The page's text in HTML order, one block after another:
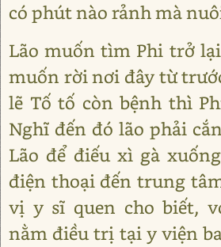
có phút nào rảnh mà
Lão muốn tìm Phi trở
muốn rời nơi đây từ
lẽ Tố tố còn bệnh thì
Nghĩ đến đó lão phải
Lão để điếu xì gà
điện thoại đến trung
vị y sĩ quen cho biết,
nằm điều trị tại y viện